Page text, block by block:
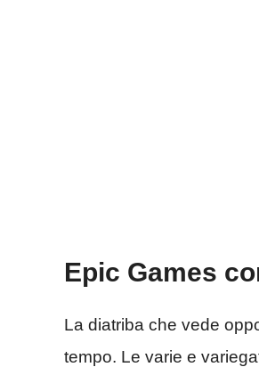
Epic Games
La diatriba che vede
tempo. Le varie e